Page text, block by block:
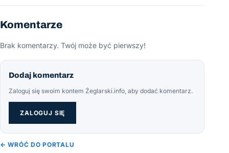
Komentarze
Brak komentarzy. Twój może być pierwszy!
Dodaj komentarz
Zaloguj się swoim kontem Żeglarski.info, aby dodać komentarz.
ZALOGUJ SIĘ
← WRÓĆ DO PORTALU